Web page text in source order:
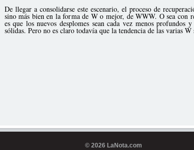
De llegar a consolidarse este escenario, el proceso de
sino más bien en la forma de W o mejor, de WWW. O sea con
es que los nuevos desplomes sean cada vez menos profundos
sólidas. Pero no es claro todavía que la tendencia de las varias W
© 2026 LaNota.com